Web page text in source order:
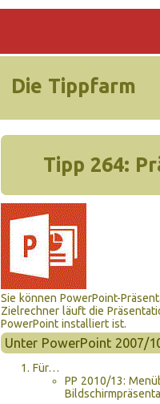
Die Tippfarm
Tipp 264:
Sie können PowerPoint-
Zielrechner läuft die
PowerPoint installiert ist.
Unter PowerPoint 2007/
Für…
PP 2010/13: